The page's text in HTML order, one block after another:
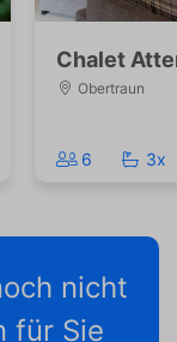
Chalet
Obertraun
6 3x
nicht
für Sie